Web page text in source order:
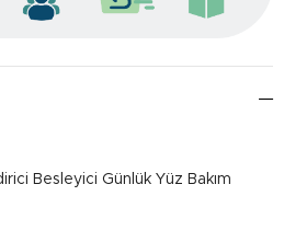
Besleyici Günlük Yüz Bakım